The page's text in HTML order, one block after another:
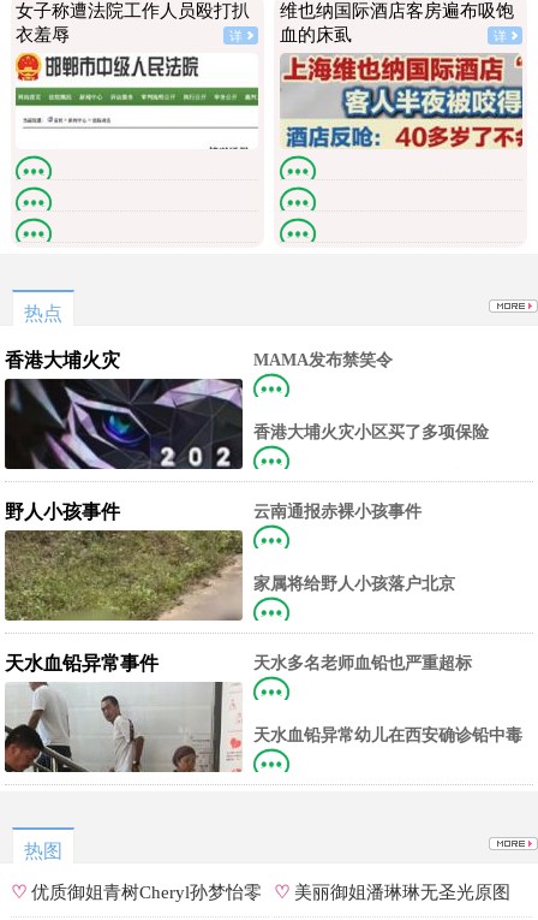
说很多都是老牌子？
深扒。
女子称遭法院工作人员殴打扒
衣羞辱
详
方录影录像。
维也纳国际酒店客房遍布吸饱
血的床虱
详
来的吧？
天真是奇迹了。
热点
香港大埔火灾 MAMA发布禁笑令
择，当时楼还烧着呢谁笑不被骂才怪了，也
算是一种保护吧。
香港大埔火灾小区买了多项保险
员会制度。
野人小孩事件 云南通报赤裸小孩事件
生长。
家属将给野人小孩落户北京
孩的形体和状态已经畸形了，得尽快送医。
天水血铅异常事件 天水多名老师血铅也严重超标
标，那事情就不是一般大了。
天水血铅异常幼儿在西安确诊铅中毒
热图
♡优质御姐青树Cheryl孙梦怡零 ♡ 美丽御姐潘琳琳无圣光原图